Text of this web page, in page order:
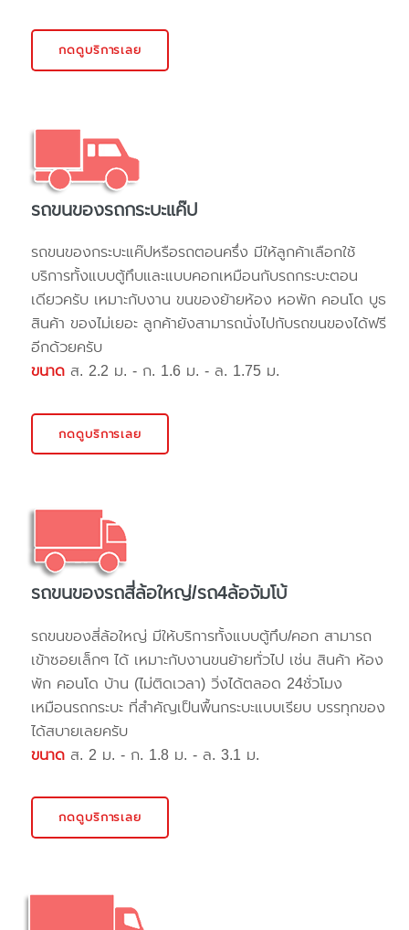
กดดูบริการเลย
รถขนของรถกระบะแค๊ป
รถขนของกระบะแค๊ปหรือรถตอนครึ่ง มีให้ลูกค้าเลือกใช้
บริการทั้งแบบตู้ทึบและแบบคอกเหมือนกับรถกระบะตอน
เดียวครับ เหมาะกับงาน ขนของย้ายห้อง หอพัก คอนโด บูธ
สินค้า ของไม่เยอะ ลูกค้ายังสามารถนั่งไปกับรถขนของได้ฟรี
อีกด้วยครับ
ขนาด ส. 2.2 ม. - ก. 1.6 ม. - ล. 1.75 ม.
กดดูบริการเลย
รถขนของรถสี่ล้อใหญ่/รถ4ล้อจัมโบ้
รถขนของสี่ล้อใหญ่ มีให้บริการทั้งแบบตู้ทึบ/คอก สามารถ
เข้าซอยเล็กๆ ได้ เหมาะกับงานขนย้ายทั่วไป เช่น สินค้า ห้อง
พัก คอนโด บ้าน (ไม่ติดเวลา) วิ่งได้ตลอด 24ชั่วโมง
เหมือนรถกระบะ ที่สำคัญเป็นพื้นกระบะแบบเรียบ บรรทุกของ
ได้สบายเลยครับ
ขนาด ส. 2 ม. - ก. 1.8 ม. - ล. 3.1 ม.
กดดูบริการเลย